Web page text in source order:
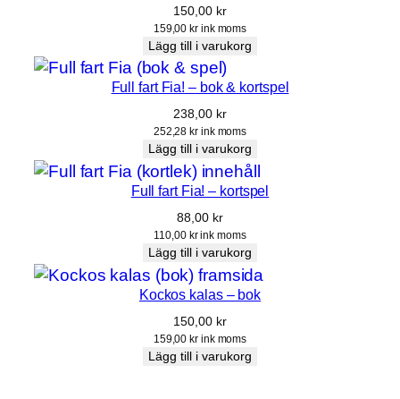
150,00 kr
159,00kr ink moms
Lägg till i varukorg
Full fart Fia! – bok & kortspel
238,00 kr
252,28 kr ink moms
Lägg till i varukorg
Full fart Fia! – kortspel
88,00 kr
110,00 krink moms
Lägg till i varukorg
Kockos kalas – bok
150,00 kr
159,00kr ink moms
Lägg till i varukorg